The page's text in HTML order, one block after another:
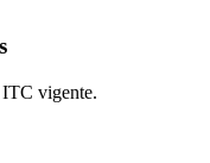
vigente.